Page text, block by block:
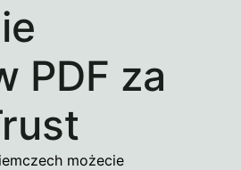
PDF za
możecie